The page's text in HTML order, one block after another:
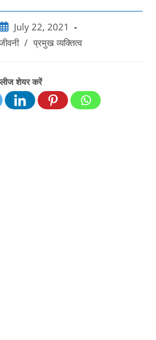
PostJuly 22, 2021
/ प्रमुख व्यक्तित्व
शेयर करें